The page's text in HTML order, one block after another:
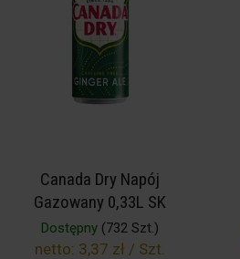
Canada Dry Napój
Gazowany 0,33L SK
Dostępny (732 Szt.)
netto: 3,37 zł / Szt.